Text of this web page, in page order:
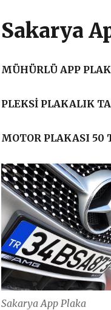
Sakarya
MÜHÜRLÜ APP
PLEKSİ PLAKALIK
MOTOR PLAKASI 50
Sakarya App Plaka